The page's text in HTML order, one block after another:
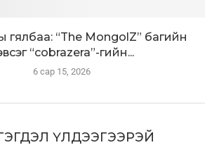
“The MongolZ” багийн
“cobrazera”-гийн...
6 сар 15, 2026
ҮЛДЭЭГЭЭРЭЙ